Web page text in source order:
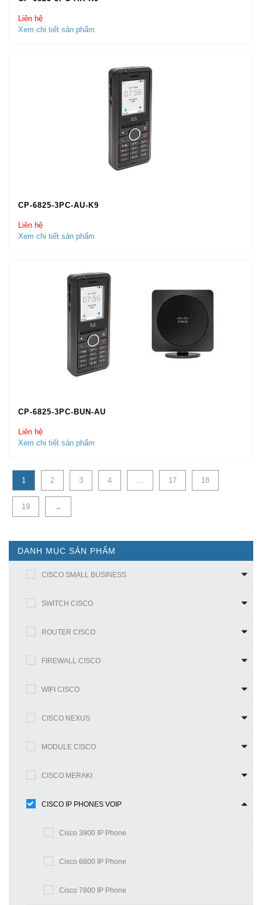
Liên hệ
Xem chi tiết sản phẩm
CP-6825-3PC-AU-K9
Liên hệ
Xem chi tiết sản phẩm
CP-6825-3PC-BUN-AU
Liên hệ
Xem chi tiết sản phẩm
1 2 3 4 … 17 18
19 →
DANH MỤC SẢN PHẨM
CISCO SMALL BUSINESS
SWITCH CISCO
ROUTER CISCO
FIREWALL CISCO
WIFI CISCO
CISCO NEXUS
MODULE CISCO
CISCO MERAKI
CISCO IP PHONES VOIP
Cisco 3900 IP Phone
Cisco 6800 IP Phone
Cisco 7800 IP Phone